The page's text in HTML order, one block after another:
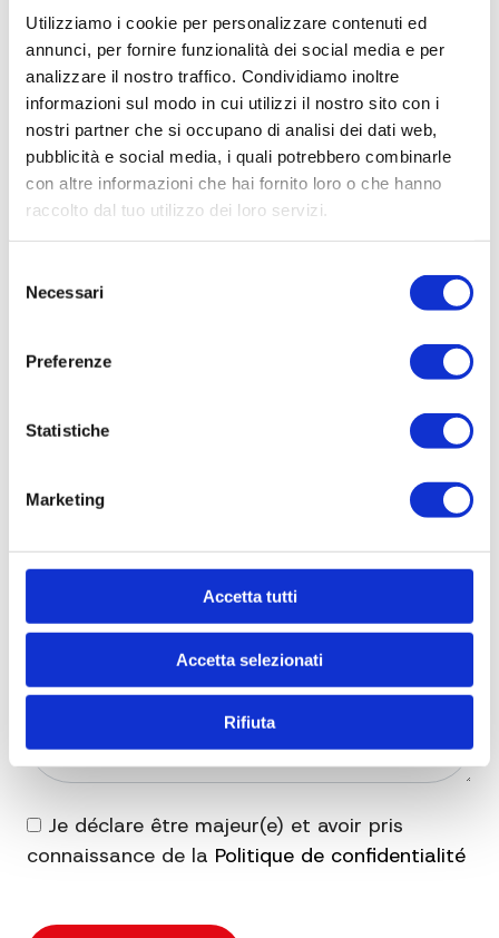
Utilizziamo i cookie per personalizzare contenuti ed
annunci, per fornire funzionalità dei social media e per
analizzare il nostro traffico. Condividiamo inoltre
informazioni sul modo in cui utilizzi il nostro sito con i
nostri partner che si occupano di analisi dei dati web,
pubblicità e social media, i quali potrebbero combinarle
con altre informazioni che hai fornito loro o che hanno
raccolto dal tuo utilizzo dei loro servizi.
delNecessari
Preferenze
Statistiche
Marketing
Accetta tutti
Accetta selezionati
Rifiuta
Je déclare être majeur(e) et avoir pris
connaissance de la Politique de confidentialité